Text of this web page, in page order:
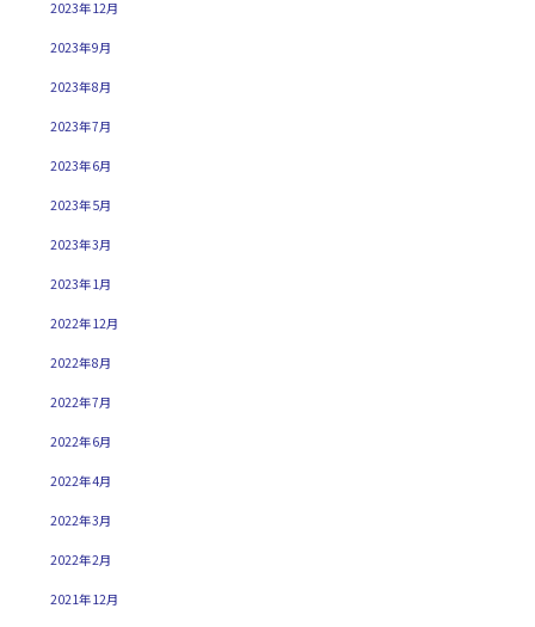
2023年12月
2023年9月
2023年8月
2023年7月
2023年6月
2023年5月
2023年3月
2023年1月
2022年12月
2022年8月
2022年7月
2022年6月
2022年4月
2022年3月
2022年2月
2021年12月